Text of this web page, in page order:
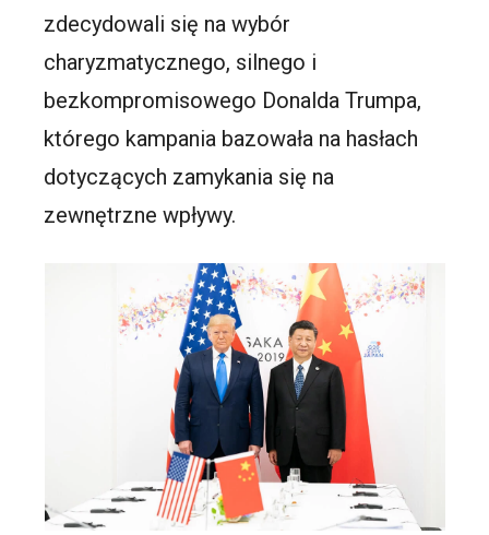
zdecydowali się na wybór
charyzmatycznego, silnego i
bezkompromisowego Donalda Trumpa,
którego kampania bazowała na hasłach
dotyczących zamykania się na
zewnętrzne wpływy.